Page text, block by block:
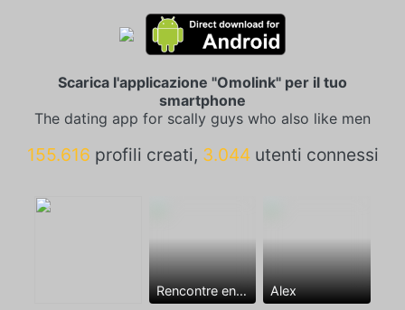
Scarica l'applicazione "Omolink" per il tuo
smartphone
The dating app for scally guys who also like men
155.616 profili creati, 3.044utenti connessi
Rencontre entre mecs Alex